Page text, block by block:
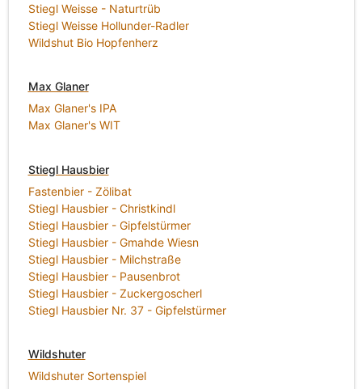
Stiegl Weisse - Naturtrüb
Stiegl Weisse Hollunder-Radler
Wildshut Bio Hopfenherz
Max Glaner
Max Glaner's IPA
Max Glaner's WIT
Stiegl Hausbier
Fastenbier - Zölibat
Stiegl Hausbier - Christkindl
Stiegl Hausbier - Gipfelstürmer
Stiegl Hausbier - Gmahde Wiesn
Stiegl Hausbier - Milchstraße
Stiegl Hausbier - Pausenbrot
Stiegl Hausbier - Zuckergoscherl
Stiegl Hausbier Nr. 37 - Gipfelstürmer
Wildshuter
Wildshuter Sortenspiel